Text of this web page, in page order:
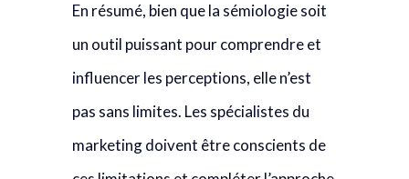
En résumé, bien que la sémiologie soit
un outil puissant pour comprendre et
influencer les perceptions, elle n’est
pas sans limites. Les spécialistes du
marketing doivent être conscients de